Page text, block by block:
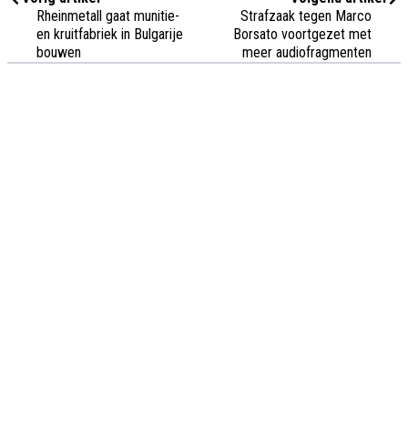
Rheinmetall gaat munitie-
en kruitfabriek in Bulgarije
bouwen
Strafzaak tegen Marco
Borsato voortgezet met
meer audiofragmenten